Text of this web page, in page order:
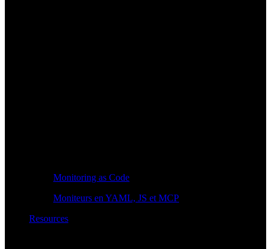
Monitoring as Code
Moniteurs en YAML, JS et MCP
Resources